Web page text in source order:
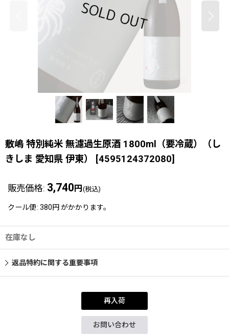
敷嶋 特別純米 無濾過生原酒 1800ml（要冷蔵）（し
きしま 愛知県 伊東）
[4595124372080]
販売価格: 3,740 円 (税込)
クール便: 380円 がかかります。
在庫なし
返品特約に関する重要事項
再入荷
お問い合わせ